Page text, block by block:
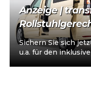
Anzeige |
Sichern Sie sich
u.a. für den